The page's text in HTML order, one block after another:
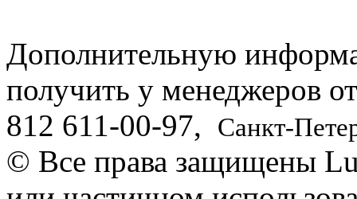
Дополнительную
получить у менеджеров
812 611-00-97, Санкт-
© Все права защищены